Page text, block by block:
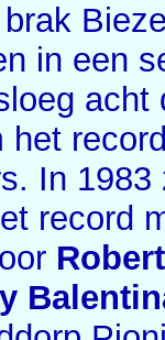
in een
het
In
record